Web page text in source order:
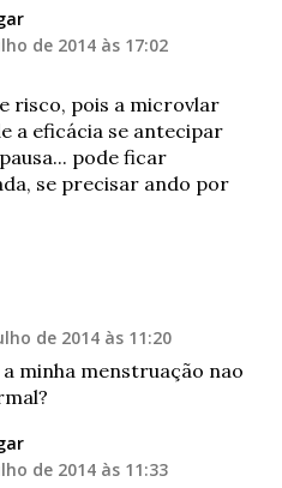
de 2014 às 17:02
risco, pois a microvlar
a eficácia se antecipar
pode ficar
se precisar ando por
de 2014 às 11:20
minha menstruação nao
de 2014 às 11:33